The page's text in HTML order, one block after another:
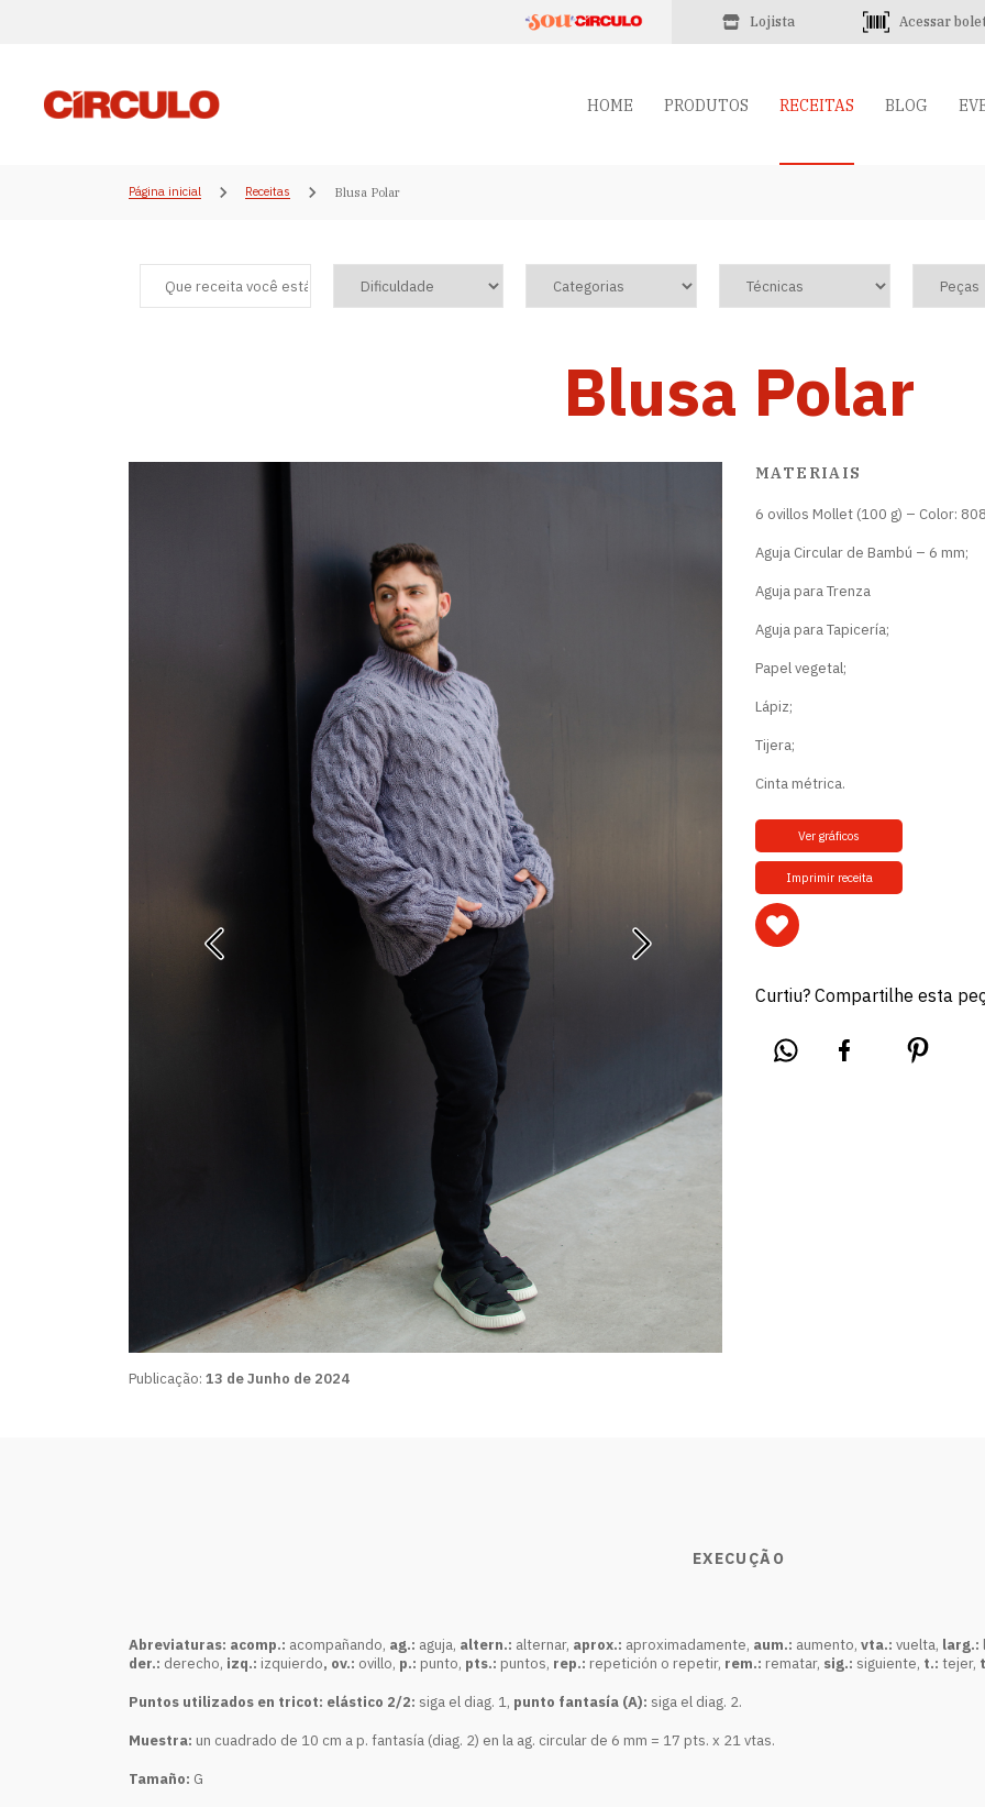
Lojista Acessar
HOME PRODUTOS RECEITAS BLOG
Página inicial Receitas Blusa Polar
Blusa Polar
Publicação: 13 de Junho de 2024
MATERIAIS
6 ovillos Mollet (100 g) – Color:
Aguja Circular de Bambú – 6 mm;
Aguja para Trenza
Aguja para Tapicería;
Papel vegetal;
Lápiz;
Tijera;
Cinta métrica.
Ver gráficos
Imprimir receita
Curtiu? Compartilhe esta
EXECUÇÃO
Abreviaturas: acomp.: acompañando, ag.: aguja, altern.: alternar, aprox.: aproximadamente, aum.: aumento, vta.: vuelta, larg.:
der.: derecho, izq.: izquierdo, ov.: ovillo, p.: punto, pts.: puntos, rep.: repetición o repetir, rem.: rematar, sig.: siguiente, t.: tejer,
Puntos utilizados en tricot: elástico 2/2: siga el diag. 1, punto fantasía (A): siga el diag. 2.
Muestra: un cuadrado de 10 cm a p. fantasía (diag. 2) en la ag. circular de 6 mm = 17 pts. x 21 vtas.
Tamaño: G